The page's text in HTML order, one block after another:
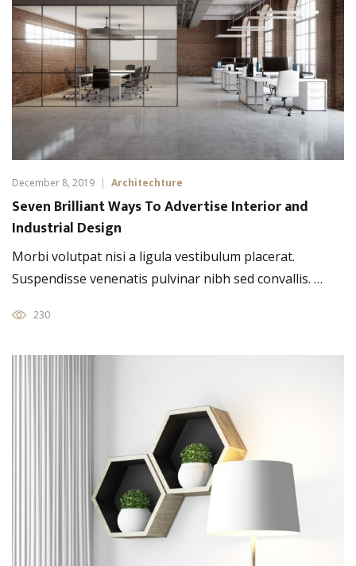
December 8, 2019 Architechture
Seven Brilliant Ways To Advertise Interior and
Industrial Design
Morbi volutpat nisi a ligula vestibulum placerat.
Suspendisse venenatis pulvinar nibh sed convallis. …
230